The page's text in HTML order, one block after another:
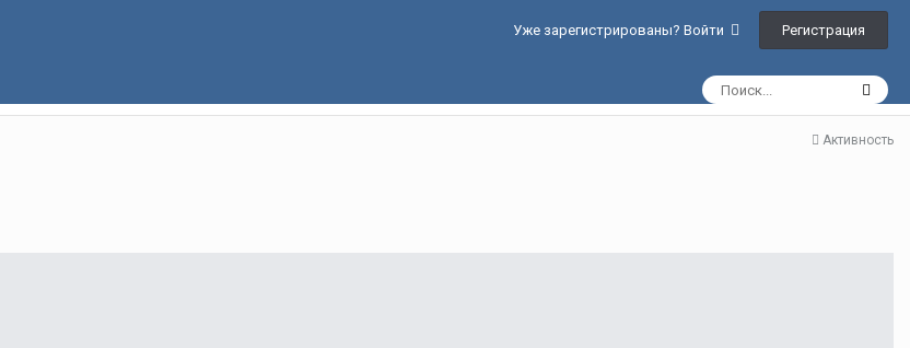
Уже зарегистрированы? Войти Регистрация
Активность